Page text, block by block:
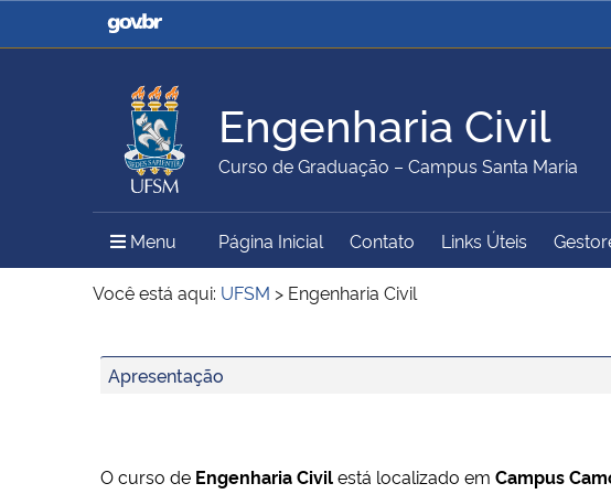
Casa Civil
Ministério da Justiça e
Ministério
Ministério da Agricultura,
Pecuária e Abastecimento
Ministério da Educação Ministério
Ministério do Meio Ambiente Ministério do Turismo
Ministério
Secretaria de Governo
Engenharia Civil
Curso de Graduação – Campus Santa Maria
Menu Menu Principal do Sítio
Página Inicial Contato Links Úteis
Você está aqui: UFSM > Engenharia Civil
Apresentação
O curso de Engenharia Civilestá localizado em Campus